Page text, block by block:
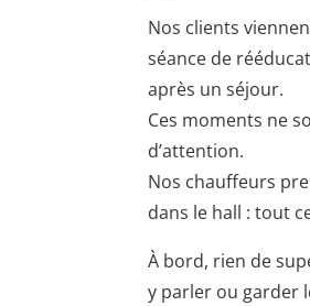
Nos clients
séance de
après un séjour.
Ces moments ne
d’attention.
Nos chauffeurs
dans le hall : tout
À bord, rien de
y parler ou garder